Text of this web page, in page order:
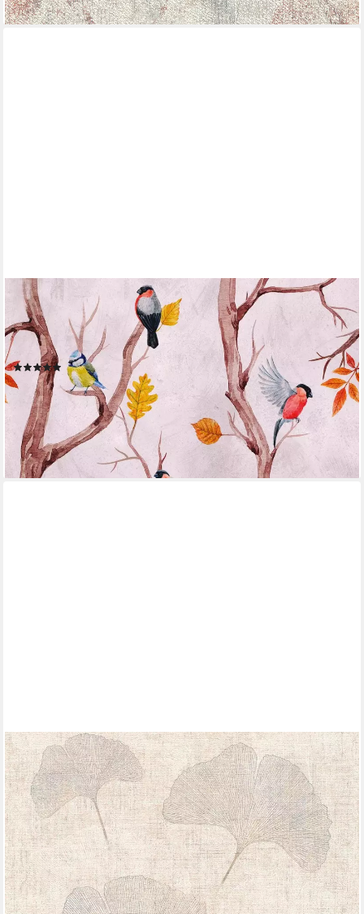
lieferbar - in 2-3 Werktagen bei dir
LIVING WALLS
Fototapete The Wall, glatt, floral, Wald, animal print, Fototapete
Vögel Tapete Landhaus Tapeten Wohnzimmer Design
Wandtapete
(2)
ab 26,35 € UVP43,95 €
(5,65 €/ 1 qm)
-40%
lieferbar - in 4-5 Werktagen bei dir
LIVING WALLS
Vliestapete Borneo, leicht strukturiert, floral, Motiv, botanisch,
Floral Tapete Blumen Metallic Tapeten Wohnzimmer
Schlafzimmer Design
ab 32,37 €
UVP57,95 €
(6,07 €/ 1 qm)
-44%
lieferbar - in 4-5 Werktagen bei dir